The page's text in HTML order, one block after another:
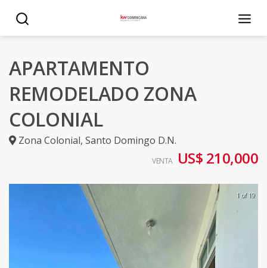
APARTAMENTO
REMODELADO ZONA
COLONIAL
Zona Colonial, Santo Domingo D.N.
VENTA US$ 210,000
1 of 19